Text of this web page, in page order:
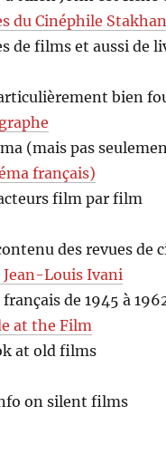
du Cinéphile
de films et aussi de
bien
(mais pas
français)
film par film
des revues de
Jean-Louis Ivani
de 1945 à
at the Film
at old films
on silent films